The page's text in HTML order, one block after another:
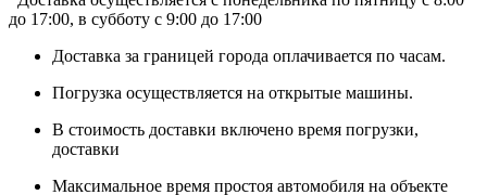
до 17:00, в субботу с 9:00 до 17:00
Доставка за границей города оплачивается по часам.
Погрузка осуществляется на открытые машины.
В стоимость доставки включено время погрузки,
доставки
Максимальное время простоя автомобиля на объекте